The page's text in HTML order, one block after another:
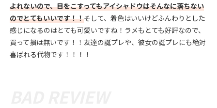
よれないので、目をこすってもアイシャドウはそんなに落ちない
のでとてもいいです！！そして、着色はいいけどふんわりとした
感じになるのはとても可愛いですね！ラメもとても好評なので、
買って損は無いです！！友達の誕プレや、彼女の誕プレにも絶対
喜ばれる代物です！！！！